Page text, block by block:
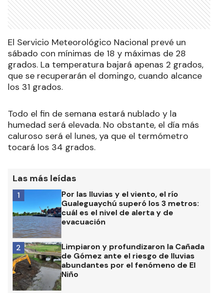
El Servicio Meteorológico Nacional prevé un
sábado con mínimas de 18 y máximas de 28
grados. La temperatura bajará apenas 2 grados,
que se recuperarán el domingo, cuando alcance
los 31 grados.
Todo el fin de semana estará nublado y la
humedad será elevada. No obstante, el día más
caluroso será el lunes, ya que el termómetro
tocará los 34 grados.
Las más leídas
Por las lluvias y el viento, el río
Gualeguaychú superó los 3 metros:
cuál es el nivel de alerta y de
evacuación
1
Limpiaron y profundizaron la Cañada
de Gómez ante el riesgo de lluvias
abundantes por el fenómeno de El
Niño
2